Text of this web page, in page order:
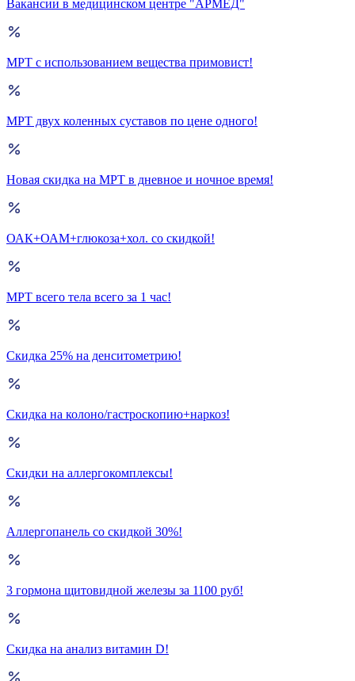
Вакансии в медицинском центре "АРМЕД"
МРТ с использованием вещества примовист!
МРТ двух коленных суставов по цене одного!
Новая скидка на МРТ в дневное и ночное время!
ОАК+ОАМ+глюкоза+хол. со скидкой!
МРТ всего тела всего за 1 час!
Скидка 25% на денситометрию!
Скидка на колоно/гастроскопию+наркоз!
Скидки на аллергокомплексы!
Аллергопанель со скидкой 30%!
3 гормона щитовидной железы за 1100 руб!
Скидка на анализ витамин D!